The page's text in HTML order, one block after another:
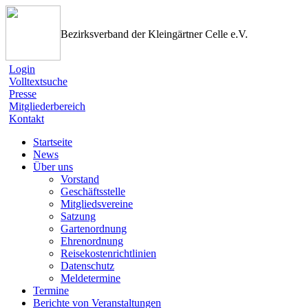
Bezirksverband der Kleingärtner Celle e.V.
Login
Volltextsuche
Presse
Mitgliederbereich
Kontakt
Startseite
News
Über uns
Vorstand
Geschäftsstelle
Mitgliedsvereine
Satzung
Gartenordnung
Ehrenordnung
Reisekostenrichtlinien
Datenschutz
Meldetermine
Termine
Berichte von Veranstaltungen